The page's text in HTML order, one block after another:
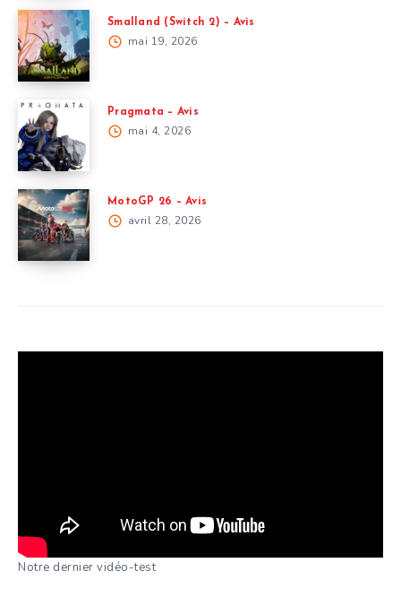
Smalland (Switch 2) – Avis
mai 19, 2026
Pragmata – Avis
mai 4, 2026
MotoGP 26 – Avis
avril 28, 2026
Notre dernier vidéo-test